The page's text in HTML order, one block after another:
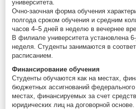
университета.
Очно-заочная форма обучения
полгода сроком обучения и средним
часов 4–5 дней в неделю в вечернее
В филиале университета установлена
неделя. Студенты занимаются в
расписанием.
Финансирование обучения
Студенты обучаются как на местах,
бюджетных ассигнований
местах, финансируемых за счет
юридических лиц на договорной основе.